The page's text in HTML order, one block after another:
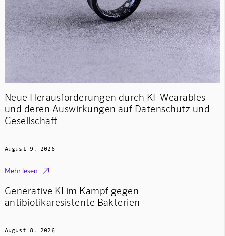
Neue Herausforderungen durch KI-Wearables
und deren Auswirkungen auf Datenschutz und
Gesellschaft
August 9, 2026
Mehr lesen 
Generative KI im Kampf gegen
antibiotikaresistente Bakterien
August 8, 2026